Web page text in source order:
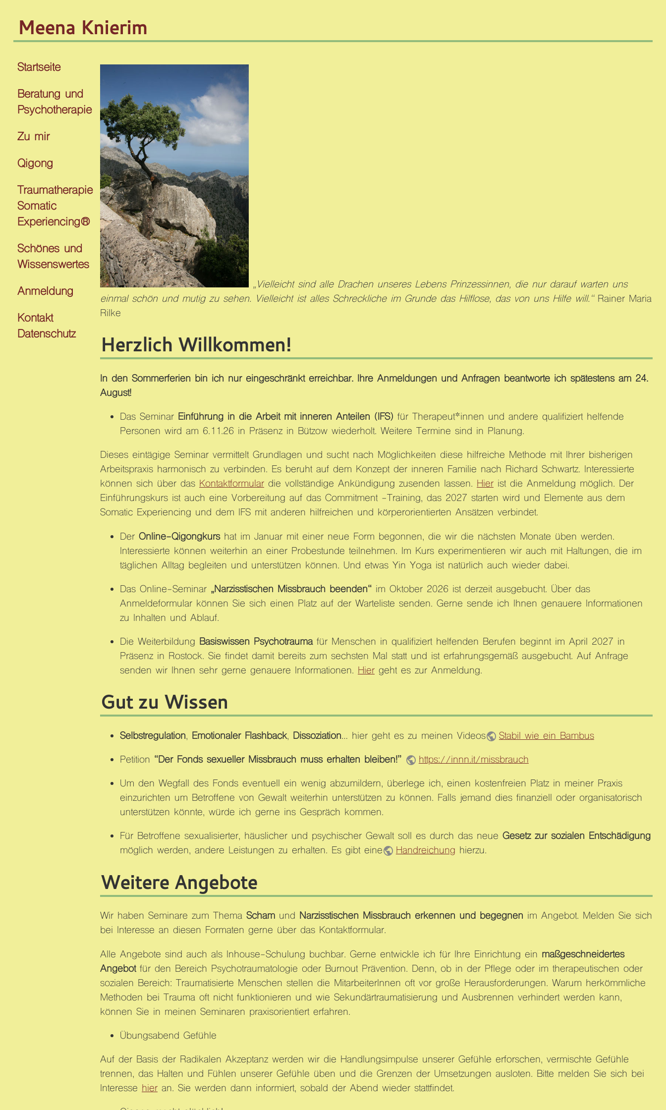
Meena Knierim
Startseite
Beratung und
Psychotherapie
Zu mir
Qigong
Traumatherapie
Somatic
Experiencing®
Schönes und
Wissenswertes
Anmeldung
Kontakt
Datenschutz
„Vielleicht sind alle Drachen unseres Lebens Prinzessinnen, die nur darauf warten uns
einmal schön und mutig zu sehen. Vielleicht ist alles Schreckliche im Grunde das Hilflose, das von uns Hilfe will.“Rainer Maria
Rilke
Herzlich Willkommen!
In den Sommerferien bin ich nur eingeschränkt erreichbar. Ihre Anmeldungen und Anfragen beantworte ich spätestens am 24.
August!
Das Seminar Einführung in die Arbeit mit inneren Anteilen (IFS) für Therapeut*innen und andere qualifiziert helfende
Personen wird am 6.11.26 in Präsenz in Bützow wiederholt. Weitere Termine sind in Planung.
Dieses eintägige Seminar vermittelt Grundlagen und sucht nach Möglichkeiten diese hilfreiche Methode mit Ihrer bisherigen
Arbeitspraxis harmonisch zu verbinden. Es beruht auf dem Konzept der inneren Familie nach Richard Schwartz. Interessierte
können sich über das Kontaktformular die vollständige Ankündigung zusenden lassen. Hier ist die Anmeldung möglich. Der
Einführungskurs ist auch eine Vorbereitung auf das Commitment -Training, das 2027 starten wird und Elemente aus dem
Somatic Experiencing und dem IFS mit anderen hilfreichen und körperorientierten Ansätzen verbindet.
Der Online-Qigongkurshat im Januar mit einer neue Form begonnen, die wir die nächsten Monate üben werden.
Interessierte können weiterhin an einer Probestunde teilnehmen. Im Kurs experimentieren wir auch mit Haltungen, die im
täglichen Alltag begleiten und unterstützen können. Und etwas Yin Yoga ist natürlich auch wieder dabei.
Das Online-Seminar „Narzisstischen Missbrauch beenden“ im Oktober 2026 ist derzeit ausgebucht. Über das
Anmeldeformular können Sie sich einen Platz auf der Warteliste senden. Gerne sende ich Ihnen genauere Informationen
zu Inhalten und Ablauf.
Die Weiterbildung Basiswissen Psychotrauma für Menschen in qualifiziert helfenden Berufen beginnt im April 2027 in
Präsenz in Rostock. Sie findet damit bereits zum sechsten Mal statt und ist erfahrungsgemäß ausgebucht. Auf Anfrage
senden wir Ihnen sehr gerne genauere Informationen. Hier geht es zur Anmeldung.
Gut zu Wissen
Selbstregulation, Emotionaler Flashback, Dissoziation… hier geht es zu meinen Videos
Stabil wie ein Bambus
Petition “Der Fonds sexueller Missbrauch muss erhalten bleiben!”
https://innn.it/missbrauch
Um den Wegfall des Fonds eventuell ein wenig abzumildern, überlege ich, einen kostenfreien Platz in meiner Praxis
einzurichten um Betroffene von Gewalt weiterhin unterstützen zu können. Falls jemand dies finanziell oder organisatorisch
unterstützen könnte, würde ich gerne ins Gespräch kommen.
Für Betroffene sexualisierter, häuslicher und psychischer Gewalt soll es durch das neue Gesetz zur sozialen Entschädigung
möglich werden, andere Leistungen zu erhalten. Es gibt eine
Handreichung hierzu.
Weitere Angebote
Wir haben Seminare zum Thema Scham und Narzisstischen Missbrauch erkennen und begegnen im Angebot. Melden Sie sich
bei Interesse an diesen Formaten gerne über das Kontaktformular.
Alle Angebote sind auch als Inhouse-Schulung buchbar. Gerne entwickle ich für Ihre Einrichtung ein maßgeschneidertes
Angebotfür den Bereich Psychotraumatologie oder Burnout Prävention. Denn, ob in der Pflege oder im therapeutischen oder
sozialen Bereich: Traumatisierte Menschen stellen die MitarbeiterInnen oft vor große Herausforderungen. Warum herkömmliche
Methoden bei Trauma oft nicht funktionieren und wie Sekundärtraumatisierung und Ausbrennen verhindert werden kann,
können Sie in meinen Seminaren praxisorientiert erfahren.
Übungsabend Gefühle
Auf der Basis der Radikalen Akzeptanz werden wir die Handlungsimpulse unserer Gefühle erforschen, vermischte Gefühle
trennen, das Halten und Fühlen unserer Gefühle üben und die Grenzen der Umsetzungen ausloten. Bitte melden Sie sich bei
Interesse hier an. Sie werden dann informiert, sobald der Abend wieder stattfindet.